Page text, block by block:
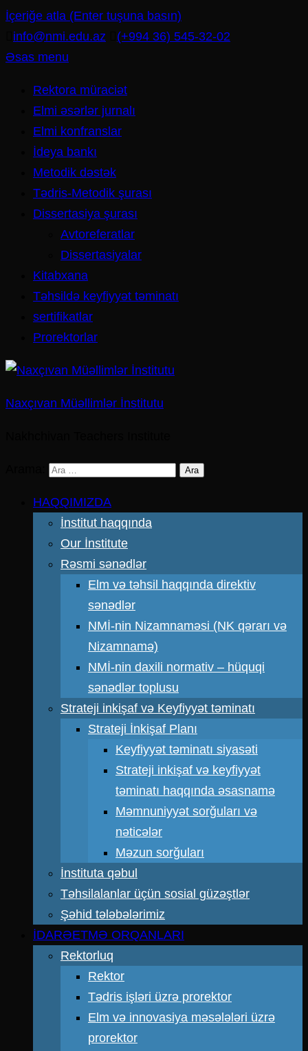
İçeriğe atla (Enter tuşuna basın)
info@nmi.edu.az
(+994 36) 545-32-02
Əsas menu
Rektora müraciət
Elmi əsərlər jurnalı
Elmi konfranslar
İdeya bankı
Metodik dəstək
Tədris-Metodik şurası
Dissertasiya şurası
Avtoreferatlar
Dissertasiyalar
Kitabxana
Təhsildə keyfiyyət təminatı
sertifikatlar
Prorektorlar
Naxçıvan Müəllimlər İnstitutu
HAQQIMIZDA
İnstitut haqqında
Our İnstitute
Rəsmi sənədlər
Elm və təhsil haqqında direktiv
sənədlər
NMİ-nin Nizamnaməsi (NK qərarı və
Nizamnamə)
NMİ-nin daxili normativ – hüquqi
sənədlər toplusu
Strateji inkişaf və Keyfiyyət təminatı
Strateji İnkişaf Planı
Keyfiyyət təminatı siyasəti
Strateji inkişaf və keyfiyyət
təminatı haqqında əsasnamə
Məmnuniyyət sorğuları və
nəticələr
Məzun sorğuları
İnstituta qəbul
Təhsilalanlar üçün sosial güzəştlər
Şəhid tələbələrimiz
İDARƏETMƏ ORQANLARI
Rektorluq
Rektor
Tədris işləri üzrə prorektor
Elm və innovasiya məsələləri üzrə
prorektor